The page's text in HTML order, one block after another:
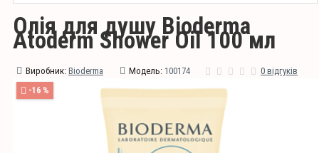
Олія для душу Bioderma
Atoderm Shower Oil 100 мл
Виробник: Bioderma Модель: 100174 0 відгуків
-16 %